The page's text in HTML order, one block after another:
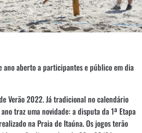
ano aberto a participantes e público em dia
Verão 2022. Já tradicional no calendário
traz uma novidade: a disputa da 1ª Etapa
na Praia de Itaúna. Os jogos terão